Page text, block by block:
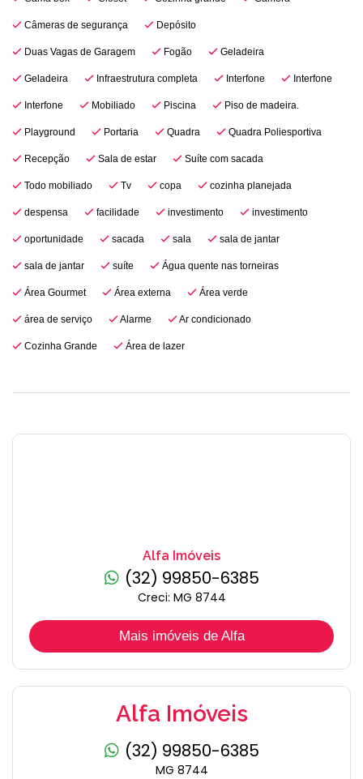
Câmeras de segurança Depósito
Duas Vagas de Garagem Fogão Geladeira
Geladeira Infraestrutura completa Interfone Interfone
Interfone Mobiliado Piscina Piso de madeira.
Playground Portaria Quadra Quadra Poliesportiva
Recepção Sala de estar Suíte com sacada
Todo mobiliado Tv copa cozinha planejada
despensa facilidade investimento investimento
oportunidade sacada sala sala de jantar
sala de jantar suíte Água quente nas torneiras
Área Gourmet Área externa Área verde
área de serviço Alarme Ar condicionado
Cozinha Grande Área de lazer
Alfa Imóveis
(32) 99850-6385
Creci: MG 8744
Mais imóveis de Alfa
Alfa Imóveis
(32) 99850-6385
MG 8744